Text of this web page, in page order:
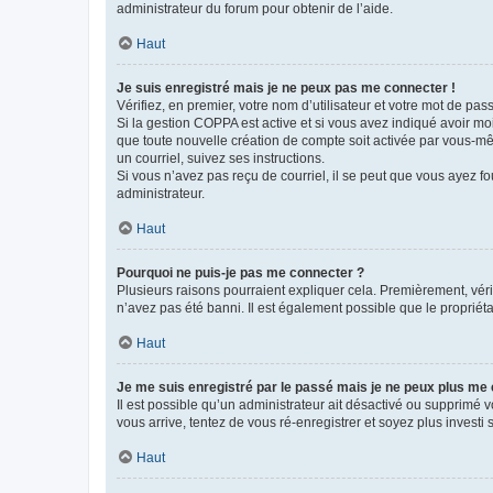
administrateur du forum pour obtenir de l’aide.
Haut
Je suis enregistré mais je ne peux pas me connecter !
Vérifiez, en premier, votre nom d’utilisateur et votre mot de
Si la gestion COPPA est active et si vous avez indiqué avoir
que toute nouvelle création de compte soit activée par vous-
un courriel, suivez ses instructions.
Si vous n’avez pas reçu de courriel, il se peut que vous ayez
administrateur.
Haut
Pourquoi ne puis-je pas me connecter ?
Plusieurs raisons pourraient expliquer cela. Premièrement,
n’avez pas été banni. Il est également possible que le
Haut
Je me suis enregistré par le passé mais je ne peux plus me
Il est possible qu’un administrateur ait désactivé ou
vous arrive, tentez de vous ré-enregistrer et soyez plus investi
Haut